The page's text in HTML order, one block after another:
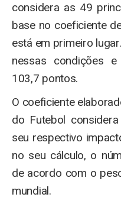
considera as 49
base no coeficiente
está em primeiro
nessas condições
103,7 pontos.
O coeficiente
do Futebol
seu respectivo
no seu cálculo, o
de acordo com o
mundial.